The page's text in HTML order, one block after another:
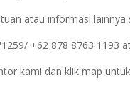
atau informasi lainnya
+62 878 8763 1193
kami dan klik map